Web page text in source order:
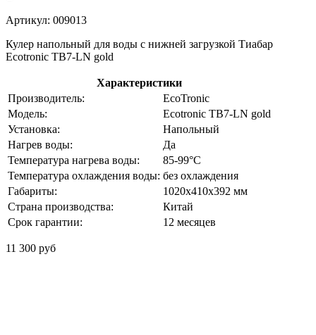
Артикул: 009013
Кулер напольный для воды с нижней загрузкой Тиабар
Ecotronic TB7-LN gold
Характеристики
Производитель:
EcoTronic
Модель:
Ecotronic TB7-LN gold
Установка:
Напольный
Нагрев воды:
Да
Температура нагрева воды:
85-99°С
Температура охлаждения воды: без охлаждения
Габариты:
1020x410x392 мм
Страна производства:
Китай
Срок гарантии:
12 месяцев
11 300 руб